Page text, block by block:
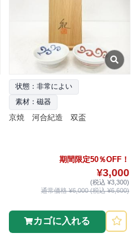
状態：非常によい
素材：磁器
京焼 河合紀造 双盃
期間限定50％OFF！
¥3,000
(税込 ¥3,300)
通常価格 ¥6,000 (税込 ¥6,600)
カゴに入れる